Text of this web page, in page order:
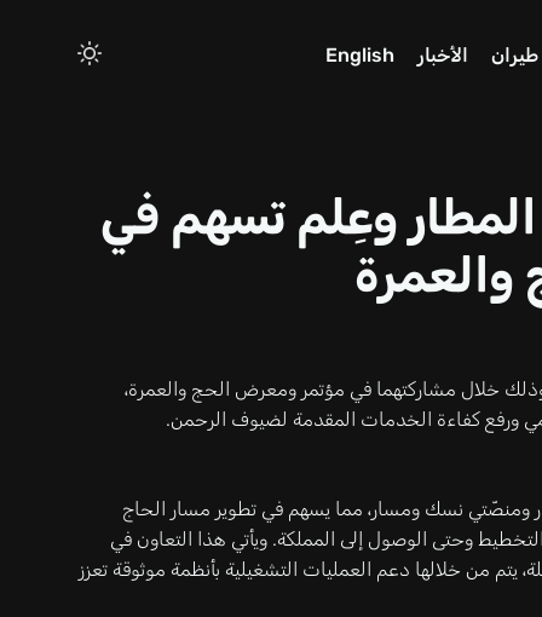
الأخبار English
المطار وعِلم تسهم في
والعمرة
خلال مشاركتهما في مؤتمر ومعرض الحج والعمرة،
ورفع كفاءة الخدمات المقدمة لضيوف الرحمن.
ومنصّتي نسك ومسار، مما يسهم في تطوير مسار الحاج
التخطيط وحتى الوصول إلى المملكة. ويأتي هذا التعاون في
يتم من خلالها دعم العمليات التشغيلية بأنظمة موثوقة تعزز